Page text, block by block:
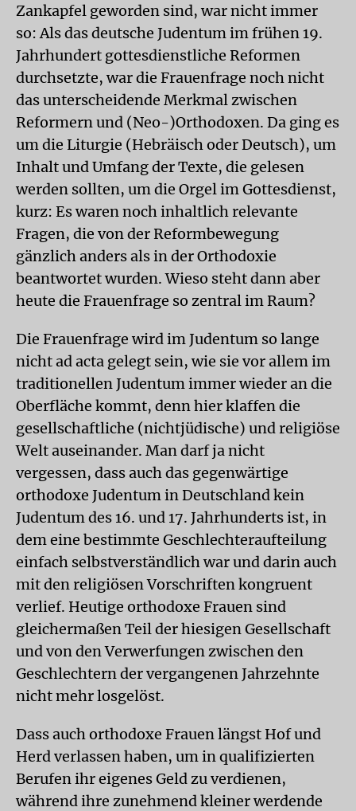
Zankapfel geworden sind, war nicht immer
so: Als das deutsche Judentum im frühen 19.
Jahrhundert gottesdienstliche Reformen
durchsetzte, war die Frauenfrage noch nicht
das unterscheidende Merkmal zwischen
Reformern und (Neo-)Orthodoxen. Da ging es
um die Liturgie (Hebräisch oder Deutsch), um
Inhalt und Umfang der Texte, die gelesen
werden sollten, um die Orgel im Gottesdienst,
kurz: Es waren noch inhaltlich relevante
Fragen, die von der Reformbewegung
gänzlich anders als in der Orthodoxie
beantwortet wurden. Wieso steht dann aber
heute die Frauenfrage so zentral im Raum?
Die Frauenfrage wird im Judentum so lange
nicht ad acta gelegt sein, wie sie vor allem im
traditionellen Judentum immer wieder an die
Oberfläche kommt, denn hier klaffen die
gesellschaftliche (nichtjüdische) und religiöse
Welt auseinander. Man darf ja nicht
vergessen, dass auch das gegenwärtige
orthodoxe Judentum in Deutschland kein
Judentum des 16. und 17. Jahrhunderts ist, in
dem eine bestimmte Geschlechteraufteilung
einfach selbstverständlich war und darin auch
mit den religiösen Vorschriften kongruent
verlief. Heutige orthodoxe Frauen sind
gleichermaßen Teil der hiesigen Gesellschaft
und von den Verwerfungen zwischen den
Geschlechtern der vergangenen Jahrzehnte
nicht mehr losgelöst.
Dass auch orthodoxe Frauen längst Hof und
Herd verlassen haben, um in qualifizierten
Berufen ihr eigenes Geld zu verdienen,
während ihre zunehmend kleiner werdende